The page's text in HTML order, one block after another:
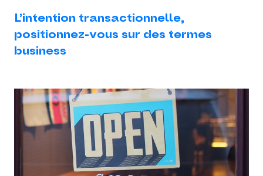
L’intention transactionnelle,
positionnez-vous sur des termes
business